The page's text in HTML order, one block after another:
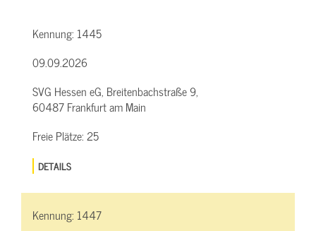
Kennung: 1445
09.09.2026
SVG Hessen eG, Breitenbachstraße 9,
60487 Frankfurt am Main
Freie Plätze:25
DETAILS
Kennung: 1447